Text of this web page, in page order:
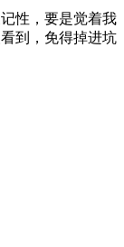
性，要是觉着我
到，免得掉进坑